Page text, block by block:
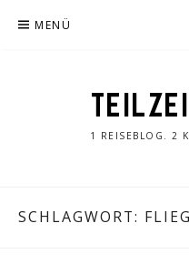
Inhalt MENÜ
1 REISEBLOG. 2
SCHLAGWORT: